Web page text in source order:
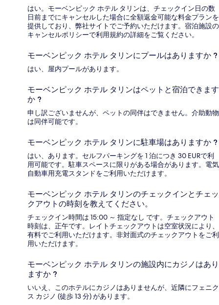
はい。モーベンピック ホテル タリンは、チェックイン日の数
日前までにキャンセルした場合に全額返金可能な料金プランを
提供しており、弊社サイトでご予約いただけます。宿泊施設の
キャンセルポリシーで利用規約の詳細をご覧ください。
モーベンピック ホテル タリンにプールはありますか ?
はい、屋内プールがあります。
モーベンピック ホテル タリンはペットと宿泊できます
か ?
申し訳ございませんが、ペットの同伴はできません。介助動物
は同伴可能です。
モーベンピック ホテル タリンに駐車場はありますか ?
はい、あります。セルフパーキングを 1 泊につき 30 EURで利
用可能です。駐車スペースに限りがある場合があります。電気
自動車用充電スタンドをご利用いただけます。
モーベンピック ホテル タリンのチェックインとチェッ
クアウトの時刻を教えてください。
チェックイン時間は 15:00 ～ 指定なし です。チェックアウト
時刻は、正午です。レイトチェックアウトは空室状況により、
有料でご利用いただけます。非対面式のチェックアウトをご利
用いただけます。
モーベンピック ホテル タリンの施設内にカジノはあり
ますか ?
いいえ、このホテルにカジノはありませんが、近隣にフェニク
ス カジノ (徒歩 13 分) があります。